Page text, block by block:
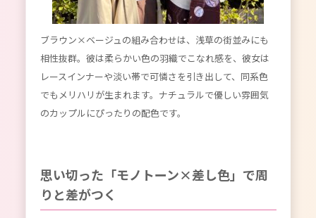
ブラウン×ベージュの組み合わせは、浅草の街並みにも
相性抜群。彼は柔らかい色の羽織でこなれ感を、彼女は
レースインナーや淡い帯で可憐さを引き出して、同系色
でもメリハリが生まれます。ナチュラルで優しい雰囲気
のカップルにぴったりの配色です。
思い切った「モノトーン×差し色」で周
りと差がつく